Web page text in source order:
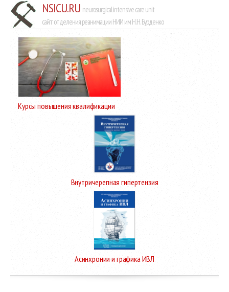
NSICU.RU neurosurgical intensive care unit
сайт отделения реанимации НИИ им Н.Н. Бурденко
Курсы повышения квалификации
Внутричерепная гипертензия
Асинхронии и графика ИВЛ